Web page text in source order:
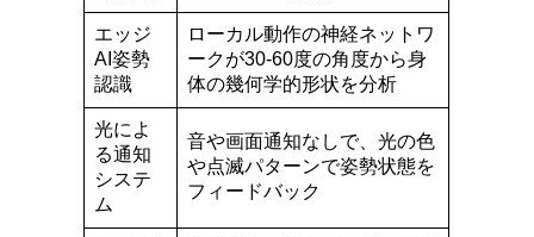
エッジ
AI姿勢
認識
ローカル動作の神経ネットワ
ークが30-60度の角度から身
体の幾何学的形状を分析
光によ
る通知
システ
ム
音や画面通知なしで、光の色
や点滅パターンで姿勢状態を
フィードバック